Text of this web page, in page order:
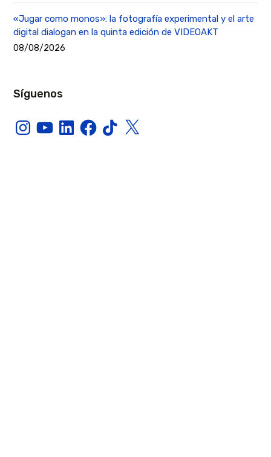
«Jugar como monos»: la fotografía experimental y el arte
digital dialogan en la quinta edición de VIDEOAKT
08/08/2026
Síguenos
InstagramYouTubeLinkedInFacebook
TikTokX